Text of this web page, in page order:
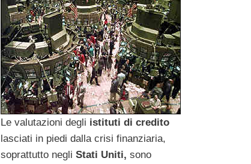
Le valutazioni degli istituti di credito
lasciati in piedi dalla crisi finanziaria,
soprattutto negli Stati Uniti, sono